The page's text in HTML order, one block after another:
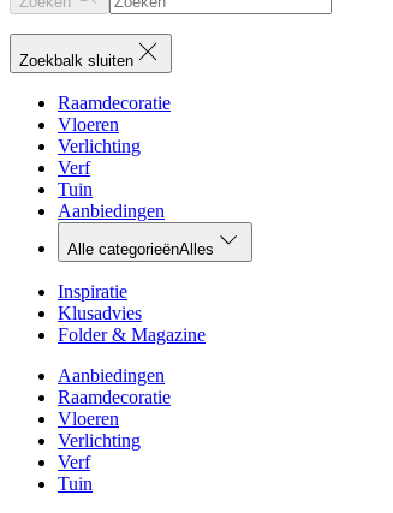
Zoekbalk sluiten
Raamdecoratie
Vloeren
Verlichting
Verf
Tuin
Aanbiedingen
Alle categorieënAlles
Inspiratie
Klusadvies
Folder & Magazine
Aanbiedingen
Raamdecoratie
Vloeren
Verlichting
Verf
Tuin